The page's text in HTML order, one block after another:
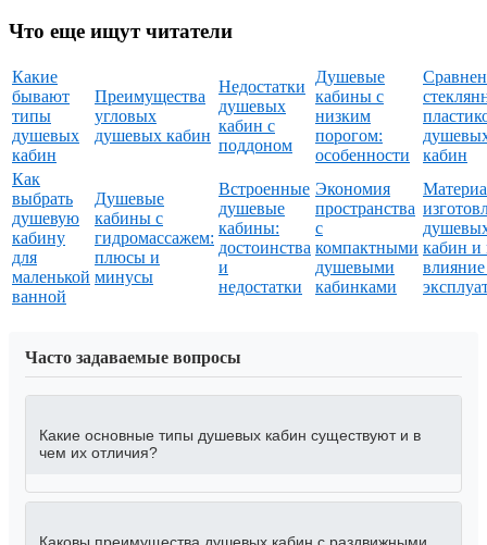
Что еще ищут читатели
Какие
бывают
типы
душевых
кабин
Преимущества
угловых
душевых кабин
Недостатки
душевых
кабин с
поддоном
Душевые
кабины с
низким
порогом:
особенности
кабин
Как
выбрать
душевую
кабину
для
маленькой
ванной
Душевые
кабины с
гидромассажем:
плюсы и
минусы
Встроенные
душевые
кабины:
достоинства
и
недостатки
Экономия
пространства
с
компактными
душевыми
кабинками
кабин и
Часто задаваемые вопросы
Какие основные типы душевых кабин существуют и в
чем их отличия?